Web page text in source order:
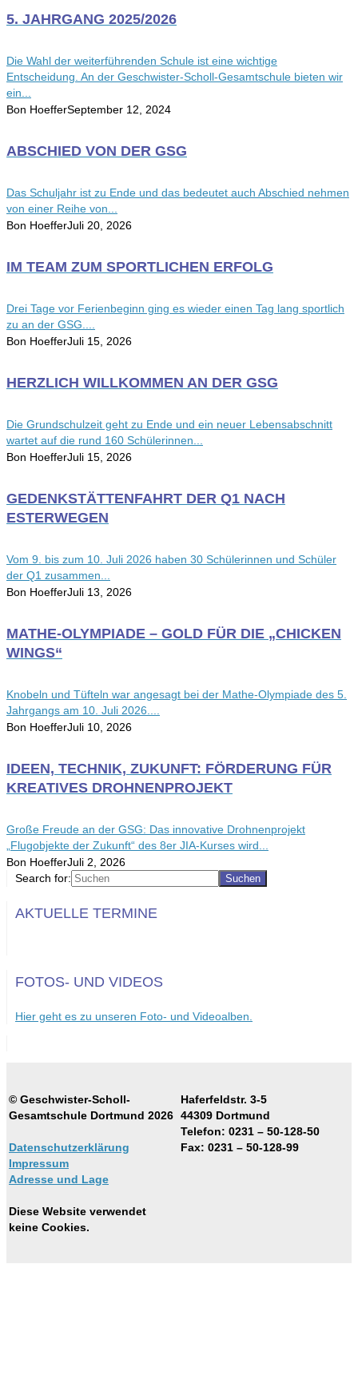
5. JAHRGANG 2025/2026
Die Wahl der weiterführenden Schule ist eine wichtige
Entscheidung. An der Geschwister-Scholl-Gesamtschule bieten wir
ein...
Bon HoefferSeptember 12, 2024
ABSCHIED VON DER GSG
Das Schuljahr ist zu Ende und das bedeutet auch Abschied nehmen
von einer Reihe von...
Bon HoefferJuli 20, 2026
IM TEAM ZUM SPORTLICHEN ERFOLG
Drei Tage vor Ferienbeginn ging es wieder einen Tag lang sportlich
zu an der GSG....
Bon HoefferJuli 15, 2026
HERZLICH WILLKOMMEN AN DER GSG
Die Grundschulzeit geht zu Ende und ein neuer Lebensabschnitt
wartet auf die rund 160 Schülerinnen...
Bon HoefferJuli 15, 2026
GEDENKSTÄTTENFAHRT DER Q1 NACH
ESTERWEGEN
Vom 9. bis zum 10. Juli 2026 haben 30 Schülerinnen und Schüler
der Q1 zusammen...
Bon HoefferJuli 13, 2026
MATHE-OLYMPIADE – GOLD FÜR DIE „CHICKEN
WINGS“
Knobeln und Tüfteln war angesagt bei der Mathe-Olympiade des 5.
Jahrgangs am 10. Juli 2026....
Bon HoefferJuli 10, 2026
IDEEN, TECHNIK, ZUKUNFT: FÖRDERUNG FÜR
KREATIVES DROHNENPROJEKT
Große Freude an der GSG: Das innovative Drohnenprojekt
„Flugobjekte der Zukunft“ des 8er JIA-Kurses wird...
Bon HoefferJuli 2, 2026
Search for:
AKTUELLE TERMINE
FOTOS- UND VIDEOS
Hier geht es zu unseren Foto- und Videoalben.
© Geschwister-Scholl-
Gesamtschule Dortmund 2026
Datenschutzerklärung
Impressum
Adresse und Lage
Diese Website verwendet
keine Cookies.
Haferfeldstr. 3-5
44309 Dortmund
Telefon: 0231 – 50-128-50
Fax: 0231 – 50-128-99